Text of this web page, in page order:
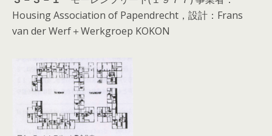
Housing Association of Papendrecht，設計：Frans
van der Werf＋Werkgroep KOKON